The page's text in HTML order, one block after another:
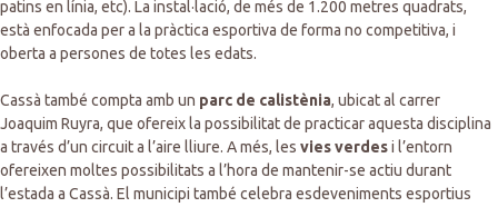
patins en línia, etc). La instal·lació, de més de 1.200 metres quadrats,
està enfocada per a la pràctica esportiva de forma no competitiva, i
oberta a persones de totes les edats.
Cassà també compta amb un parc de calistènia, ubicat al carrer
Joaquim Ruyra, que ofereix la possibilitat de practicar aquesta disciplina
a través d’un circuit a l’aire lliure. A més, les vies verdesi l’entorn
ofereixen moltes possibilitats a l’hora de mantenir-se actiu durant
l’estada a Cassà. El municipi també celebra esdeveniments esportius